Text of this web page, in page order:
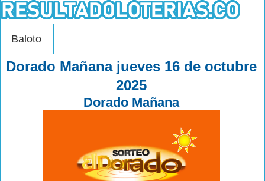
Baloto
Dorado Mañana jueves 16 de octubre
2025
Dorado Mañana